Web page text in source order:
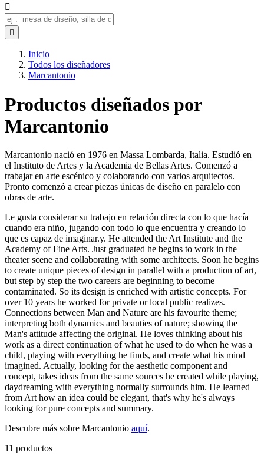


Inicio
Todos los diseñadores
Marcantonio
Productos diseñados por
Marcantonio
Marcantonio nació en 1976 en Massa Lombarda, Italia. Estudió en
el Instituto de Artes y la Academia de Bellas Artes. Comenzó a
trabajar en arte escénico y colaborando con varios arquitectos.
Pronto comenzó a crear piezas únicas de diseño en paralelo con
obras de arte.
Le gusta considerar su trabajo en relación directa con lo que hacía
cuando era niño, jugando con todo lo que encuentra y creando lo
que es capaz de imaginar.y. He attended the Art Institute and the
Academy of Fine Arts. Just graduated he begins to work in the
theater scene and collaborating with some architects. Soon he begins
to create unique pieces of design in parallel with a production of art,
but step by step the two careers are beginning to become
contaminated. So its design is enriched with artistic concepts. For
over 10 years he worked for private or local public realizes.
Connections between Man and Nature are his favourite theme;
interpreting both dynamics and beauties of nature; showing the
Man's attitude affecting the original. He loves thinking about his
work as a direct continuation of what he used to do when he was a
child, playing with everything he finds, and create what his mind
imagined. Actually, looking for the aesthetic component and
concept, takes ideas from the same sources he created while playing,
daydreaming with everything normally surrounds him. He learned
from Art how an idea could be elegant, that's why he's always
looking for pure concepts and summary.
Descubre más sobre Marcantonio aquí.
11 productos